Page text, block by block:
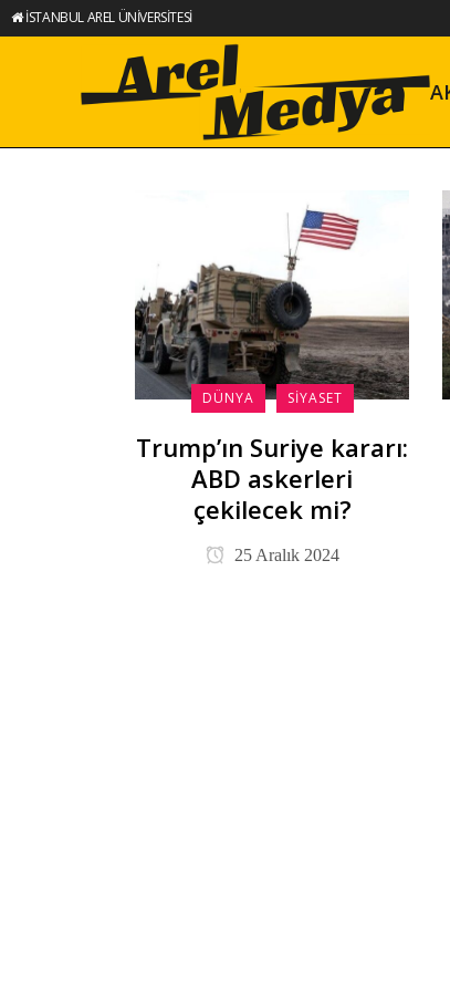
İSTANBUL AREL ÜNİVERSİTESİ
DÜNYA SIYASET
Trump’ın Suriye kararı:
ABD askerleri
çekilecek mi?
25 Aralık 2024